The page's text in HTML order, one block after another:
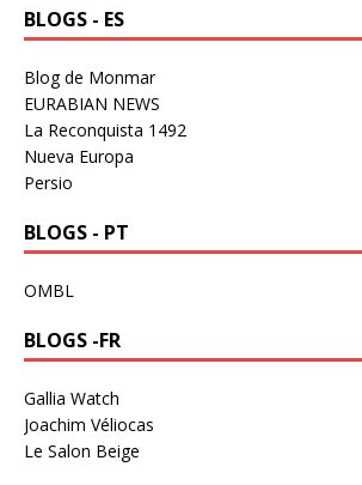
BLOGS - ES
Blog de Monmar
EURABIAN NEWS
La Reconquista 1492
Nueva Europa
Persio
BLOGS - PT
OMBL
BLOGS -FR
Gallia Watch
Joachim Véliocas
Le Salon Beige